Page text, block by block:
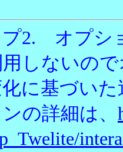
2. オプシ
しないの
化に基づい
の詳細は、